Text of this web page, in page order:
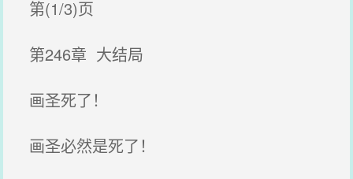
第(1/3)页
第246章 大结局
画圣死了！
画圣必然是死了！